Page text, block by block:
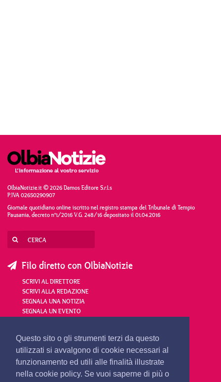
Questo sito o gli strumenti terzi da questo
utilizzati si avvalgono di cookie necessari al
funzionamento ed utili alle finalità illustrate
nella cookie policy. Se vuoi saperne di più o
OlbiaNotizie.it © 2026 Damos Editore S.r.l.s
P.IVA 02650290907
Giornale quotidiano online iscritto nel registro stampa del Tribunale di Tempio
Pausania, decreto n°1/2016 V.G. 248/16 depositato il 01.04.2016
Filo diretto con OlbiaNotizie
SCRIVI AL DIRETTORE
SCRIVI ALLA REDAZIONE
SEGNALA UNA NOTIZIA
SEGNALA UN EVENTO
redazione@olbianotizie.it